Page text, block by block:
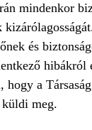
mindenkor
és
a
küldi meg.